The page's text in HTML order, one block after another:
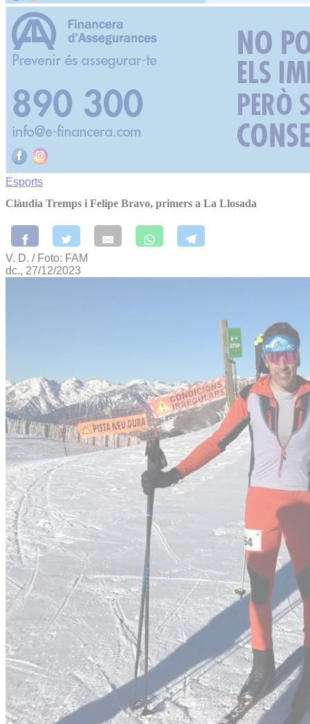
Esports
Clàudia Tremps i Felipe Bravo, primers a La Llosada
V. D. / Foto: FAM
dc., 27/12/2023